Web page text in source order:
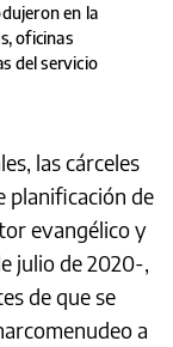
en la
oficinas
del servicio
las cárceles
planificación de
evangélico y
julio de 2020-,
de que se
a